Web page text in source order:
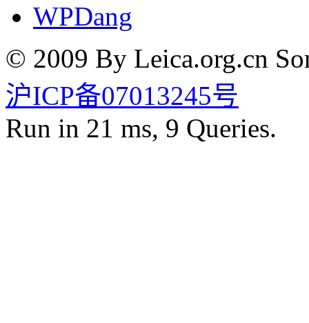
WPDang
© 2009 By Leica.org.cn
沪ICP备07013245号
Run in 21 ms, 9 Queries.